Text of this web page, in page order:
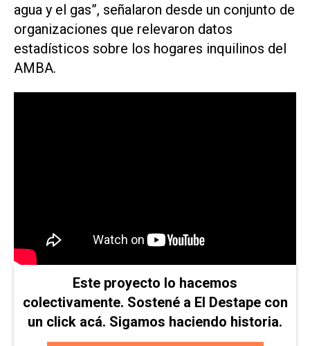
agua y el gas”, señalaron desde un conjunto de
organizaciones que relevaron datos
estadísticos sobre los hogares inquilinos del
AMBA.
Este proyecto lo hacemos
colectivamente. Sostené a El Destape con
un click acá. Sigamos haciendo historia.